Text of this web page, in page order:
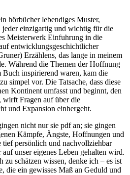
hörbücher lebendiges Muster,
jeder einzigartig und wichtig für die
Meisterwerk Einfuhrung in die
entwicklungsgeschichtlicher
Erzählens, das lange in meinem
Während die Themen der Hoffnung
Buch inspirierend waren, kam die
simpel vor. Die Tatsache, dass diese
Kontinent umfasst und beginnt, den
wirft Fragen auf über die
und Expansion einhergeht.
nicht nur sie pdf an; sie gingen
Kämpfe, Ängste, Hoffnungen und
tief persönlich und nachvollziehbar
unser eigenes Leben gehalten wird.
schätzen wissen, denke ich – es ist
die ein gewisses Maß an Geduld und